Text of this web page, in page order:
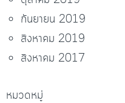
กันยายน 2019
สิงหาคม 2019
สิงหาคม 2017
หมวดหมู่